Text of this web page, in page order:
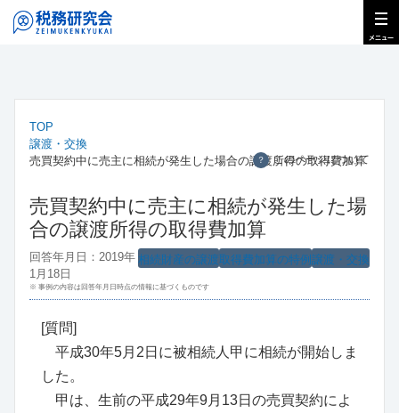
TOP
譲渡・交換
売買契約中に売主に相続が発生した場合の譲渡所得の取得費加算
？ このページについて
売買契約中に売主に相続が発生した場
合の譲渡所得の取得費加算
譲渡・交換
取得費加算の特例
相続財産の譲渡
回答年月日：2019年
1月18日
※ 事例の内容は回答年月日時点の情報に基づくものです
[質問]
平成30年5月2日に被相続人甲に相続が開始しま
した。
甲は、生前の平成29年9月13日の売買契約によ